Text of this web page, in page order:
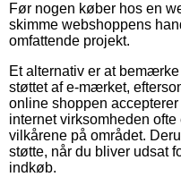
Før nogen køber hos en
skimme webshoppens
omfattende projekt.
Et alternativ er at
støttet af e-mærket,
online shoppen
internet virksomheden
vilkårene på området.
støtte, når du bliver udsat
indkøb.